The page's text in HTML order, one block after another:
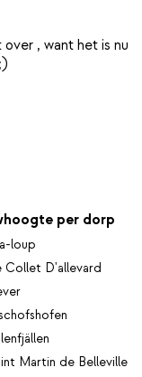
, want het is nu
per dorp
loup
Collet D'allevard
Martin de Belleville